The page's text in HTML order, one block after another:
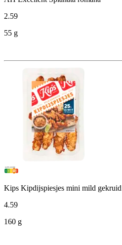
2.59
55 g
Kips Kipdijspiesjes mini mild gekruid
4.59
160 g